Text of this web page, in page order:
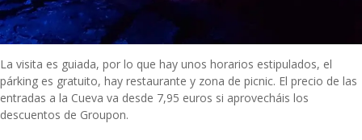
La visita es guiada, por lo que hay unos horarios estipulados, el
párking es gratuito, hay restaurante y zona de picnic. El precio de las
entradas a la Cueva va desde 7,95 euros si aprovecháis los
descuentos de Groupon.